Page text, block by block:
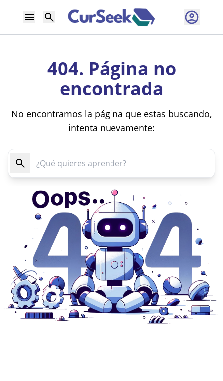
404. Página no
encontrada
No encontramos la página que estas buscando,
intenta nuevamente: